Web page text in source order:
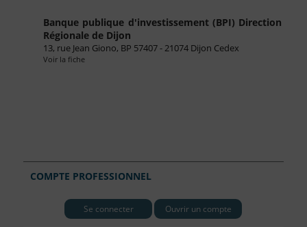
Banque publique d'investissement (BPI) Direction
Régionale de Dijon
13, rue Jean Giono, BP 57407 - 21074 Dijon Cedex
Voir la fiche
COMPTE PROFESSIONNEL
Se connecter Ouvrir un compte